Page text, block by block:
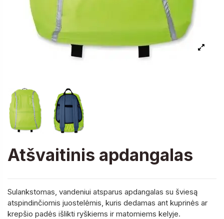
Atšvaitinis apdangalas
Sulankstomas, vandeniui atsparus apdangalas su šviesą
atspindinčiomis juostelėmis, kuris dedamas ant kuprinės ar
krepšio padės išlikti ryškiems ir matomiems kelyje.